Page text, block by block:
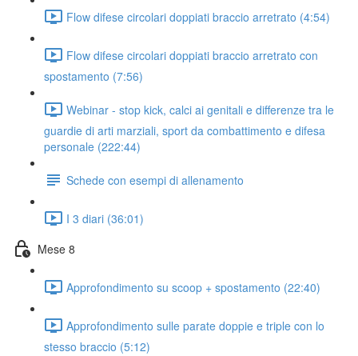
Flow difese circolari doppiati braccio arretrato (4:54)
Flow difese circolari doppiati braccio arretrato con
spostamento (7:56)
Webinar - stop kick, calci ai genitali e differenze tra le
guardie di arti marziali, sport da combattimento e difesa
personale (222:44)
Schede con esempi di allenamento
I 3 diari (36:01)
Mese 8
Approfondimento su scoop + spostamento (22:40)
Approfondimento sulle parate doppie e triple con lo
stesso braccio (5:12)